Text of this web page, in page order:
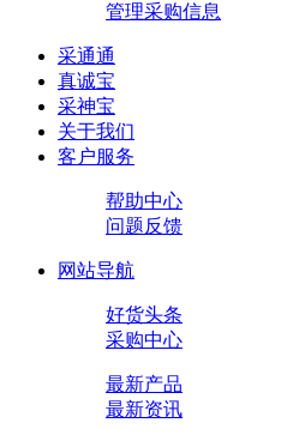
管理采购信息
采通通
真诚宝
采神宝
关于我们
客户服务
帮助中心
问题反馈
网站导航
好货头条
采购中心
最新产品
最新资讯